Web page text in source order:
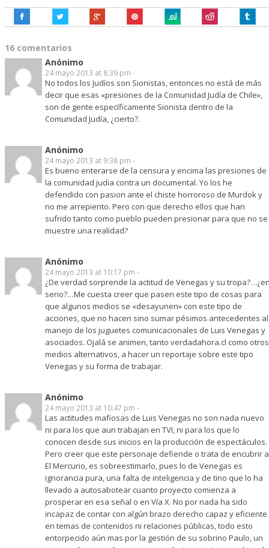
16 comentarios
Anónimo
24 mayo 2013 at 8:39 pm -
No todos los Judíos son Sionistas, entonces no está de más
decir que esas «presiones de la Comunidad Judía de Chile»,
son de gente específicamente Sionista dentro de la
Comunidad Judía, ¿cierto?.
Anónimo
24 mayo 2013 at 9:38 pm -
Es bueno enterarse de la censura y encima las presiones de
la comunidad judia contra un documental. Yo los he
defendido con pasion ante el chiste horroroso de Murdok y
no me arrepiento. Pero con que derecho ellos que han
sufrido tanto como pueblo pueden presionar para que no se
muestre una realidad?
Anónimo
24 mayo 2013 at 10:17 pm -
¿De verdad sorprende la actitud de Venegas y su
serio?…Me cuesta creer que pasen este tipo de cosas para
que algunos medios se «desayunen» con este tipo de
acciones, que no hacen sino sumar pésimos antecedentes al
manejo de los juguetes comunicacionales de Luis Venegas y
asociados. Ojalá se animen, tanto verdadahora.cl como otros
medios alternativos, a hacer un reportaje sobre este tipo
Venegas y su forma de trabajar.
Anónimo
24 mayo 2013 at 10:47 pm -
Las actitudes mafiosas de Luis Venegas no son nada nuevo
ni para los que aun trabajan en TVI, ni para los que lo
conocen desde sus inicios en la producción de espectáculos.
Pero creer que este personaje defiende o trata de encubrir a
El Mercurio, es sobreestimarlo, pues lo de Venegas es
ignorancia pura, una falta de inteligencia y de tino que lo ha
llevado a autosabotear cuanto proyecto comienza a
prosperar en esa señal o en Vía X. No por nada ha sido
incapaz de contar con algún brazo derecho capaz y eficiente
en temas de contenidos ni relaciones públicas, todo esto
entorpecido aún mas por la gestión de su sobrino Paulo, un